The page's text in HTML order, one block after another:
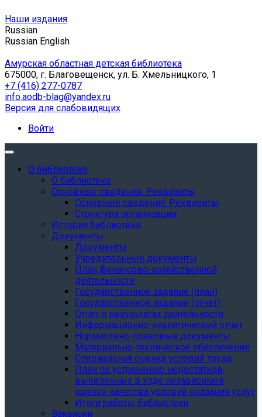
Наши издания
Russian
Russian English
Амурская областная детская библиотека
675000, г. Благовещенск, ул. Б. Хмельницкого, 1
+7 (416) 277-0787
info.aodb-blag@yandex.ru
Версия для слабовидящих
Войти
О библиотеке
О библиотеке
Основные сведения. Реквизиты
Основные сведения. Реквизиты
Структура организации
История библиотеки
Документы
Документы
Учредительные документы
План финансово-хозяйственной
деятельности
Государственное задание (план)
Государственное задание (отчет)
Отчет о результатах деятельности
Информационно-аналитический отчет
Нормативно-правовые документы
Материально-техническое обеспечение
Специальная оценка условий труда
План по устранению недостатков,
выявленных в ходе независимой
оценки качества условий оказания услуг
Итоги работы библиотеки
Вакансии